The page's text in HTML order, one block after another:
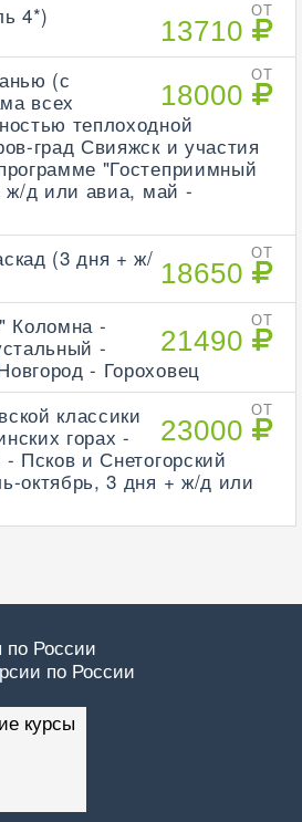
ОТ
13710
4*)
ОТ
18000
(с
всех
теплоходной
град Свияжск и участия
"Гостеприимный
д или авиа, май -
ОТ
18650
(3 дня + ж/
ОТ
21490
Коломна -
-
- Гороховец
ОТ
23000
классики
горах -
Псков и Снетогорский
октябрь, 3 дня + ж/д или
по России
по России
курсы